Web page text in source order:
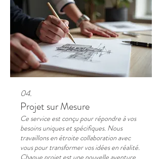
04.
Projet sur Mesure
Ce service est conçu pour répondre à vos
besoins uniques et spécifiques. Nous
travaillons en étroite collaboration avec
vous pour transformer vos idées en réalité.